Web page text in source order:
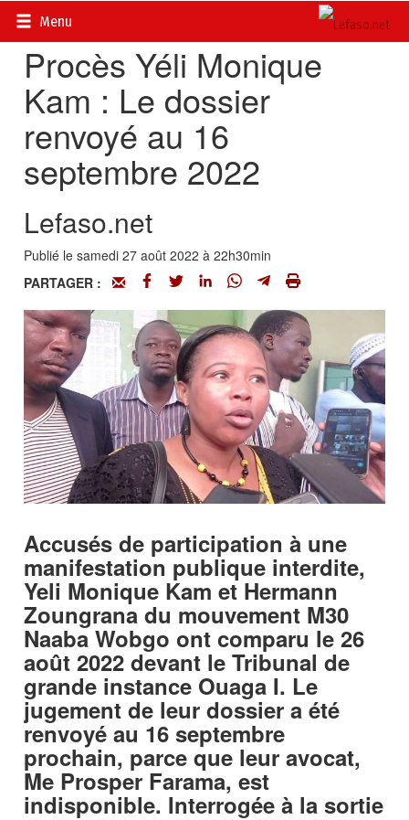
Menu
Accueil>
Procès Yéli Monique
Kam : Le dossier
renvoyé au 16
septembre 2022
Lefaso.net
Publié le samedi 27 août 2022 à 22h30min
PARTAGER :
Accusés de participation à une
manifestation publique interdite,
Yeli Monique Kam et Hermann
Zoungrana du mouvement M30
Naaba Wobgo ont comparu le 26
août 2022 devant le Tribunal de
grande instance Ouaga I. Le
jugement de leur dossier a été
renvoyé au 16 septembre
prochain, parce que leur avocat,
Me Prosper Farama, est
indisponible. Interrogée à la sortie